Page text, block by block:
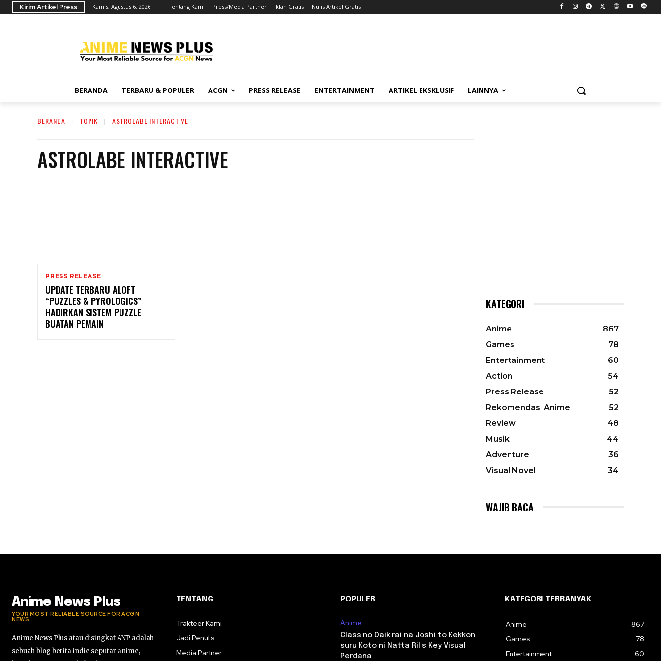
Kirim Artikel Press Kamis, Agustus 6, 2026 Tentang Kami Press/Media Partner Iklan Gratis Nulis Artikel Gratis
BERANDA TERBARU & POPULER ACGN PRESS RELEASE ENTERTAINMENT ARTIKEL EKSKLUSIF LAINNYA
BERANDA TOPIK ASTROLABE INTERACTIVE
ASTROLABE INTERACTIVE
PRESS RELEASE
UPDATE TERBARU ALOFT
“PUZZLES & PYROLOGICS”
HADIRKAN SISTEM PUZZLE
BUATAN PEMAIN
KATEGORI
Anime
867
Games
78
Entertainment
60
Action
54
Press Release
52
Rekomendasi Anime
52
Review
48
Musik
44
Adventure
36
Visual Novel
34
WAJIB BACA
Anime News Plus
YOUR MOST RELIABLE SOURCE FOR ACGN
NEWS
Anime News Plus atau disingkat ANP adalah
sebuah blog berita indie seputar anime,
TENTANG
Trakteer Kami
Jadi Penulis
Media Partner
POPULER
Anime
Class no Daikirai na Joshi to Kekkon
suru Koto ni Natta Rilis Key Visual
Perdana
KATEGORI TERBANYAK
Anime
867
Games
78
Entertainment
60